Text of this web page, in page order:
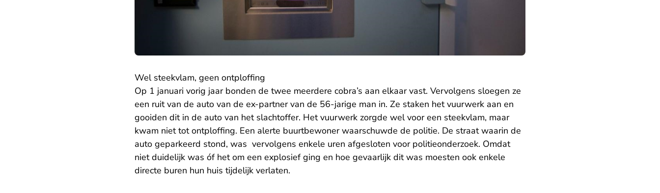
Wel steekvlam, geen ontploffing
Op 1 januari vorig jaar bonden de twee meerdere cobra’s aan elkaar vast. Vervolgens sloegen ze
een ruit van de auto van de ex-partner van de 56-jarige man in. Ze staken het vuurwerk aan en
gooiden dit in de auto van het slachtoffer. Het vuurwerk zorgde wel voor een steekvlam, maar
kwam niet tot ontploffing. Een alerte buurtbewoner waarschuwde de politie. De straat waarin de
auto geparkeerd stond, was vervolgens enkele uren afgesloten voor politieonderzoek. Omdat
niet duidelijk was óf het om een explosief ging en hoe gevaarlijk dit was moesten ook enkele
directe buren hun huis tijdelijk verlaten.